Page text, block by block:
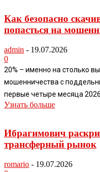
Как безопасно
попасться на
admin - 19.07.2026
0
20% – именно на столько
мошенничества с
первые четыре месяца 2026
Узнать больше
Ибрагимович
трансферный рынок
romario - 19.07.2026